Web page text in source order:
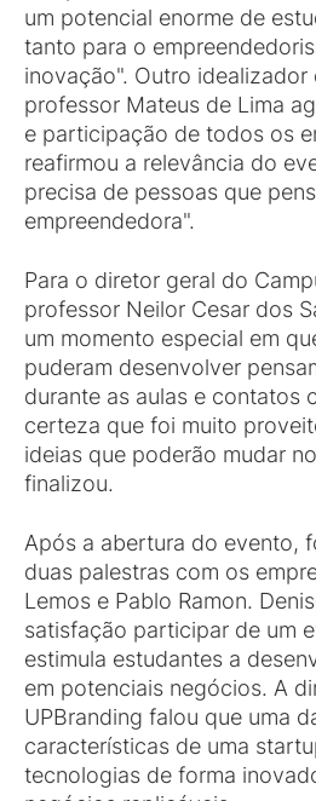
um potencial enorme de
tanto para o
inovação". Outro idealizador
professor Mateus de Lima
e participação de todos os
reafirmou a relevância do
precisa de pessoas que
empreendedora".
Para o diretor geral do
professor Neilor Cesar dos
um momento especial em
puderam desenvolver
durante as aulas e contatos
certeza que foi muito
ideias que poderão mudar
finalizou.
Após a abertura do evento,
duas palestras com os
Lemos e Pablo Ramon.
satisfação participar de um
estimula estudantes a
em potenciais negócios. A
UPBranding falou que uma
características de uma
tecnologias de forma